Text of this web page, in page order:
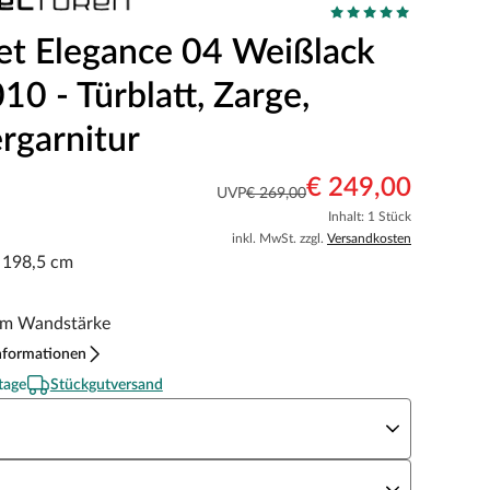
Elegance 04 Weißlack
- Türblatt, Zarge,
UVP€ 269,00€ 249,00
Inhalt: 1 Stück
inkl. MwSt. zzgl. Versandkosten
cm
Wandstärke
Stückgutversand